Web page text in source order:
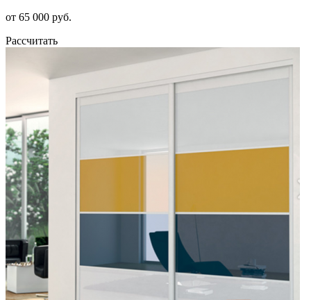
от 65 000 руб.
Рассчитать